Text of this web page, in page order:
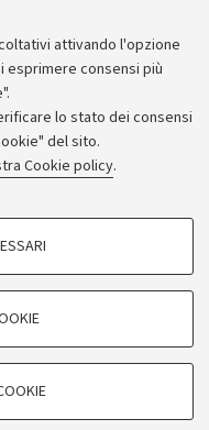
attivando l'opzione
esprimere consensi più
lo stato dei consensi
del sito.
Cookie policy.
sul sito, per analisi
- Università di
- PI: 01131710376 -